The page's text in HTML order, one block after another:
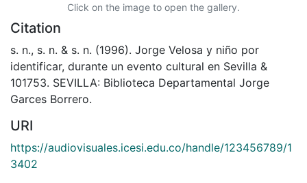
Click on the image to open the gallery.
Citation
s. n., s. n. & s. n. (1996). Jorge Velosa y niño por
identificar, durante un evento cultural en Sevilla &
101753. SEVILLA: Biblioteca Departamental Jorge
Garces Borrero.
URI
https://audiovisuales.icesi.edu.co/handle/123456789/1
3402